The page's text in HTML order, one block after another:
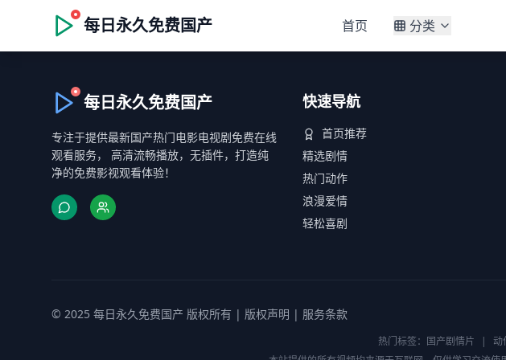
每日永久免费国产 首页 分类
每日永久免费国产
专注于提供最新国产热门电影电视剧免费在线
观看服务， 高清流畅播放，无插件，打造纯
净的免费影视观看体验！
快速导航
首页推荐
精选剧情
热门动作
浪漫爱情
轻松喜剧
© 2025 每日永久免费国产 版权所有 | 版权声明 | 服务条款
热门标签： 国产剧情片 | 动